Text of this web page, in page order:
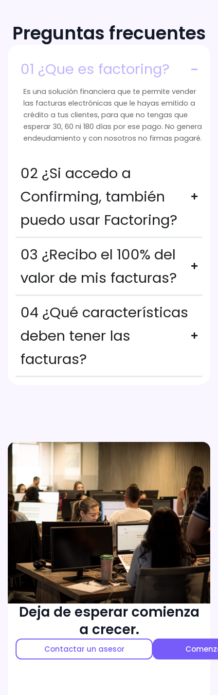
Preguntas frecuentes
01 ¿Que es factoring?
Es una solución financiera que te permite vender
las facturas electrónicas que le hayas emitido a
crédito a tus clientes, para que no tengas que
esperar 30, 60 ni 180 días por ese pago. No genera
endeudamiento y con nosotros no firmas pagaré.
02 ¿Si accedo a
Confirming, también
puedo usar Factoring?
03 ¿Recibo el 100% del
valor de mis facturas?
04 ¿Qué características
deben tener las
facturas?
Deja de esperar comienza
a crecer.
Contactar un asesor